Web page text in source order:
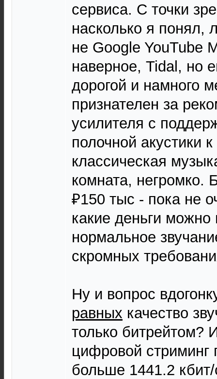
сервиса. С точки
насколько я понял,
не Google YouTube
наверное, Tidal, но
дорогой и намного
признателен за
усилителя с
полочной акустики
классическая
комната, негромко.
₽150 тыс - пока не
какие деньги можно
нормальное
скромных
Ну и вопрос
равных качество
только битрейтом?
цифровой стриминг
больше 1441.2